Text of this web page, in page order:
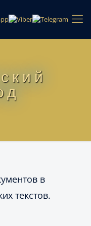
в
текстов.